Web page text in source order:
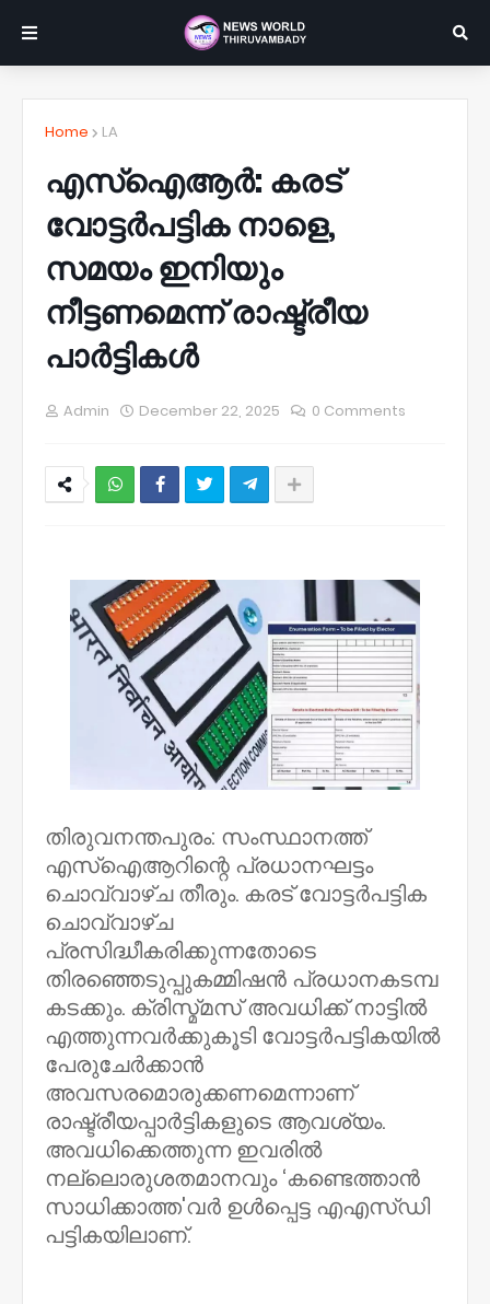
Home LA
എസ്ഐആർ: കരട്
വോട്ടർപട്ടിക നാളെ,
സമയം ഇനിയും
നീട്ടണമെന്ന് രാഷ്ട്രീയ
പാർട്ടികൾ
Admin December 22, 2025 0 Comments
തിരുവനന്തപുരം: സംസ്ഥാനത്ത്
എസ്ഐആറിന്റെ പ്രധാനഘട്ടം
ചൊവ്വാഴ്ച തീരും. കരട് വോട്ടർപട്ടിക
ചൊവ്വാഴ്ച
പ്രസിദ്ധീകരിക്കുന്നതോടെ
തിരഞ്ഞെടുപ്പുകമ്മിഷൻ പ്രധാനകടമ്പ
കടക്കും. ക്രിസ്മ്‌മസ് അവധിക്ക് നാട്ടിൽ
എത്തുന്നവർക്കുകൂടി വോട്ടർപട്ടികയിൽ
പേരുചേർക്കാൻ
അവസരമൊരുക്കണമെന്നാണ്
രാഷ്ട്രീയപ്പാർട്ടികളുടെ ആവശ്യം.
അവധിക്കെത്തുന്ന ഇവരിൽ
നല്ലൊരുശതമാനവും ‘കണ്ടെത്താൻ
സാധിക്കാത്ത'വർ ഉൾപ്പെട്ട എഎസ്ഡി
പട്ടികയിലാണ്.